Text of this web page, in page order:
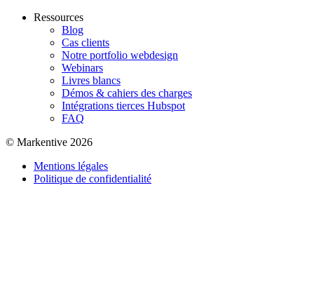
Ressources
Blog
Cas clients
Notre portfolio webdesign
Webinars
Livres blancs
Démos & cahiers des charges
Intégrations tierces Hubspot
FAQ
© Markentive 2026
Mentions légales
Politique de confidentialité